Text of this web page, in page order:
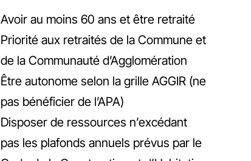
Avoir au moins 60 ans et être retraité
Priorité aux retraités de la Commune et
de la Communauté d’Agglomération
Être autonome selon la grille AGGIR (ne
pas bénéficier de l’APA)
Disposer de ressources n’excédant
pas les plafonds annuels prévus par le